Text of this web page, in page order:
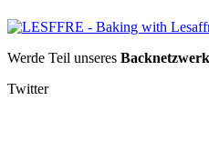
Werde Teil unseres
Twitter